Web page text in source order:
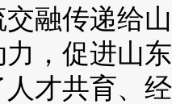
融传递给
，促进山
才共育、